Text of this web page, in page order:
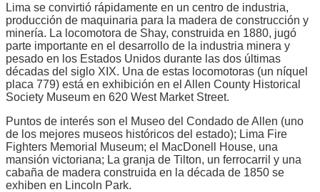
Lima se convirtió rápidamente en un centro de industria,
producción de maquinaria para la madera de construcción y
minería. La locomotora de Shay, construida en 1880, jugó
parte importante en el desarrollo de la industria minera y
pesado en los Estados Unidos durante las dos últimas
décadas del siglo XIX. Una de estas locomotoras (un níquel
placa 779) está en exhibición en el Allen County Historical
Society Museum en 620 West Market Street.
Puntos de interés son el Museo del Condado de Allen (uno
de los mejores museos históricos del estado); Lima Fire
Fighters Memorial Museum; el MacDonell House, una
mansión victoriana; La granja de Tilton, un ferrocarril y una
cabaña de madera construida en la década de 1850 se
exhiben en Lincoln Park.